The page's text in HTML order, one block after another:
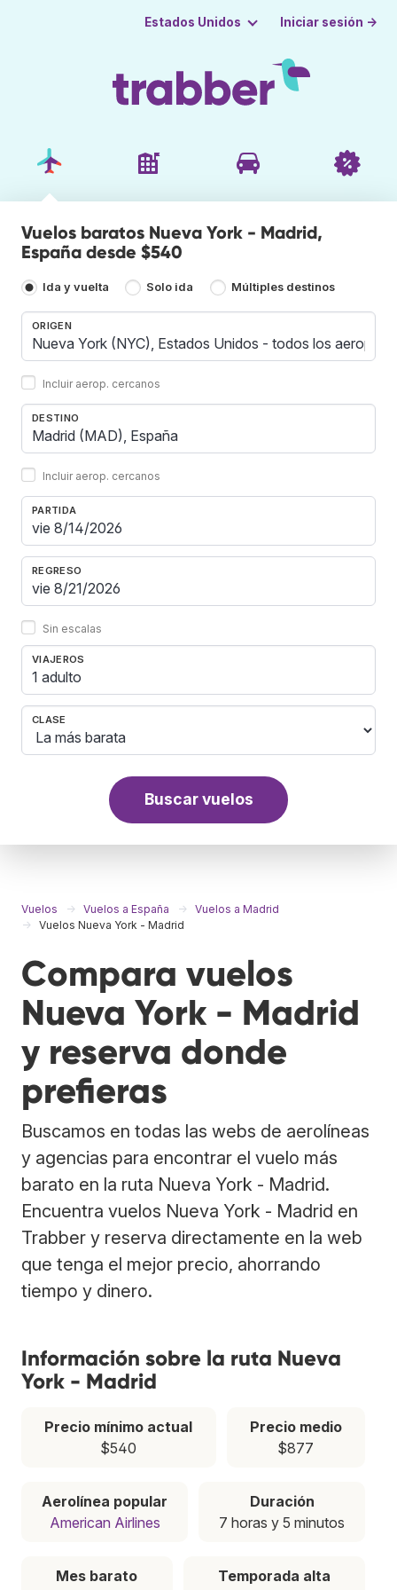
Estados Unidos Iniciar sesión →
Vuelos baratos Nueva York - Madrid,
España desde $540
Ida y vuelta Solo ida Múltiples destinos
ORIGEN
Incluir aerop. cercanos
DESTINO
Incluir aerop. cercanos
PARTIDA
REGRESO
Sin escalas
VIAJEROS
1 adulto
CLASE
Buscar vuelos
Vuelos Vuelos a España
Vuelos a Madrid
Vuelos Nueva York - Madrid
Compara vuelos
Nueva York - Madrid
y reserva donde
prefieras
Buscamos en todas las webs de aerolíneas
y agencias para encontrar el vuelo más
barato en la ruta Nueva York - Madrid.
Encuentra vuelos Nueva York - Madrid en
Trabber y reserva directamente en la web
que tenga el mejor precio, ahorrando
tiempo y dinero.
Información sobre la ruta Nueva
York - Madrid
Precio mínimo actual
$540
Precio medio
$877
Aerolínea popular
American Airlines
Duración
7 horas y 5 minutos
Mes barato
Temporada alta